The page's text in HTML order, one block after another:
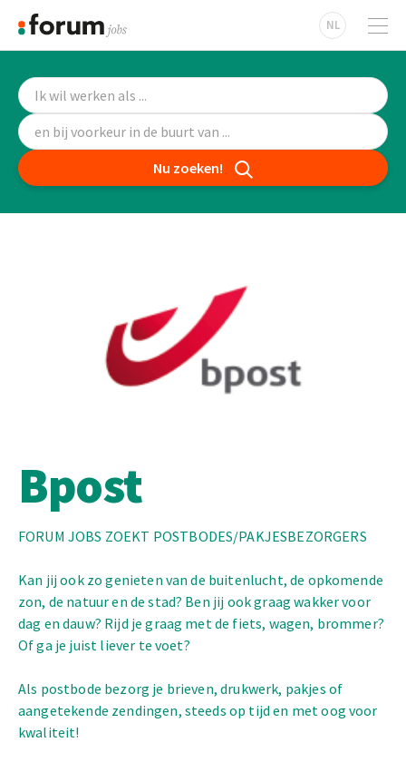
NL
Nu zoeken!
Bpost
FORUM JOBS ZOEKT POSTBODES/PAKJESBEZORGERS
Kan jij ook zo genieten van de buitenlucht, de opkomende
zon, de natuur en de stad? Ben jij ook graag wakker voor
dag en dauw? Rijd je graag met de fiets, wagen, brommer?
Of ga je juist liever te voet?
Als postbode bezorg je brieven, drukwerk, pakjes of
aangetekende zendingen, steeds op tijd en met oog voor
kwaliteit!